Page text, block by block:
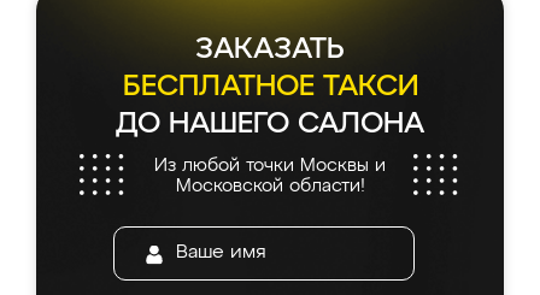
ЗАКАЗАТЬ
БЕСПЛАТНОЕ ТАКСИ
ДО НАШЕГО САЛОНА
Из любой точки Москвы и
Московской области!